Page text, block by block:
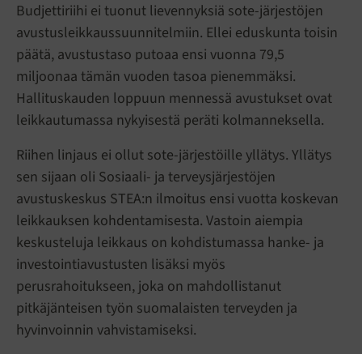
Budjettiriihi ei tuonut lievennyksiä sote-järjestöjen
avustusleikkaussuunnitelmiin. Ellei eduskunta toisin
päätä, avustustaso putoaa ensi vuonna 79,5
miljoonaa tämän vuoden tasoa pienemmäksi.
Hallituskauden loppuun mennessä avustukset ovat
leikkautumassa nykyisestä peräti kolmanneksella.
Riihen linjaus ei ollut sote-järjestöille yllätys. Yllätys
sen sijaan oli Sosiaali- ja terveysjärjestöjen
avustuskeskus STEA:n ilmoitus ensi vuotta koskevan
leikkauksen kohdentamisesta. Vastoin aiempia
keskusteluja leikkaus on kohdistumassa hanke- ja
investointiavustusten lisäksi myös
perusrahoitukseen, joka on mahdollistanut
pitkäjänteisen työn suomalaisten terveyden ja
hyvinvoinnin vahvistamiseksi.